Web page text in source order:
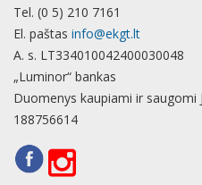
Tel. (0 5) 210 7161
El. paštas info@ekgt.lt
A. s. LT334010042400030048
„Luminor“ bankas
Duomenys kaupiami ir
188756614